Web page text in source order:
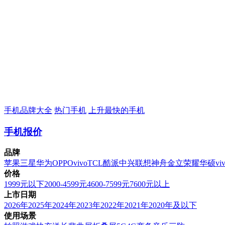
手机品牌大全 热门手机 上升最快的手机
手机报价
品牌
苹果三星华为OPPOvivoTCL酷派中兴联想神舟金立荣耀华硕
价格
1999元以下2000-4599元4600-7599元7600元以上
上市日期
2026年2025年2024年2023年2022年2021年2020年及以下
使用场景